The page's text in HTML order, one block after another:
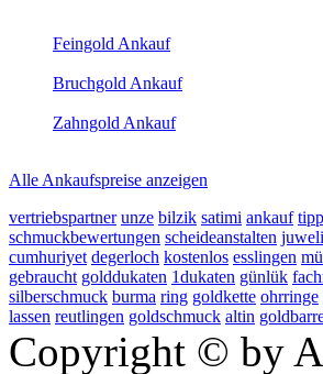
Feingold Ankauf
Bruchgold Ankauf
Zahngold Ankauf
Alle Ankaufspreise anzeigen
vertriebspartner unze bilzik satimi ankauf
schmuckbewertungen scheideanstalten
cumhuriyet degerloch kostenlos esslingen
gebraucht golddukaten 1dukaten günlük
silberschmuck burma ring goldkette ohrringe
lassen reutlingen goldschmuck altin
Copyright © by